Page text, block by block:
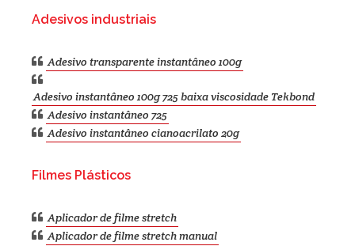
Adesivos industriais
Adesivo transparente instantâneo 100g
Adesivo instantâneo 100g 725 baixa viscosidade Tekbond
Adesivo instantâneo 725
Adesivo instantâneo cianoacrilato 20g
Filmes Plásticos
Aplicador de filme stretch
Aplicador de filme stretch manual